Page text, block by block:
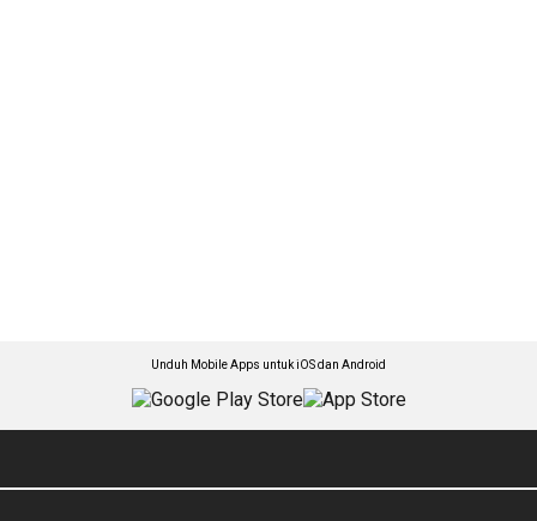
Unduh Mobile Apps untuk iOS dan Android